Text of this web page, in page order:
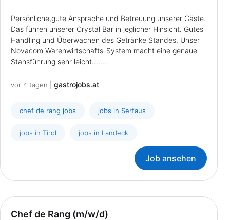
Persönliche,gute Ansprache und Betreuung unserer Gäste.
Das führen unserer Crystal Bar in jeglicher Hinsicht. Gutes
Handling und Überwachen des Getränke Standes. Unser
Novacom Warenwirtschafts-System macht eine genaue
Stansführung sehr leicht.......
vor 4 tagen gastrojobs.at
chef de rang jobs jobs in Serfaus
jobs in Tirol jobs in Landeck
Job ansehen
Chef de Rang (m/w/d)